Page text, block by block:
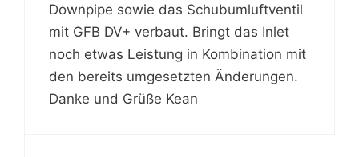
Downpipe sowie das Schubumluftventil
mit GFB DV+ verbaut. Bringt das Inlet
noch etwas Leistung in Kombination mit
den bereits umgesetzten Änderungen.
Danke und Grüße Kean